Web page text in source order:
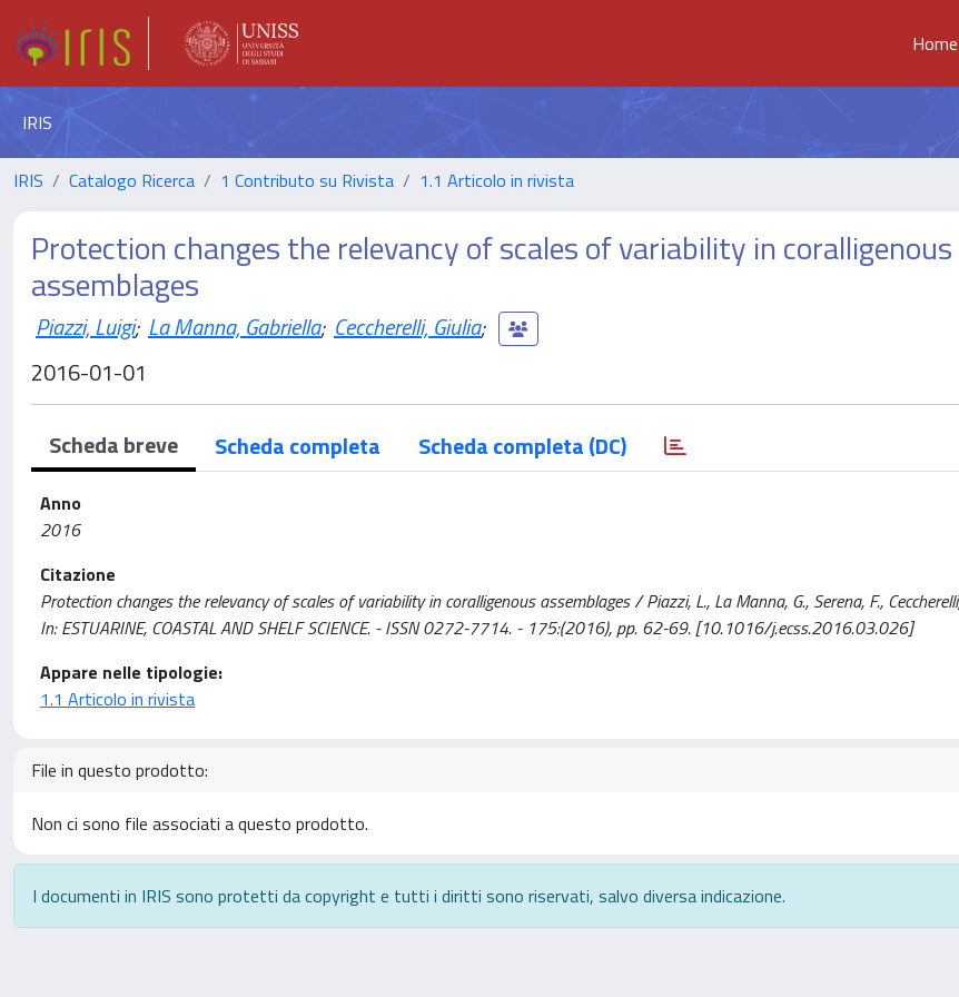
Home
IRIS
IRIS Catalogo Ricerca 1 Contributo su Rivista 1.1 Articolo in rivista
Protection changes the relevancy of scales of variability in coralligenous
assemblages
Piazzi, Luigi; La Manna, Gabriella; Ceccherelli, Giulia;
2016-01-01
Scheda breve Scheda completa Scheda completa (DC)
Anno
2016
Citazione
Protection changes the relevancy of scales of variability in coralligenous assemblages / Piazzi, L., La Manna, G., Serena, F., Ceccherelli,
In: ESTUARINE, COASTAL AND SHELF SCIENCE. - ISSN 0272-7714. - 175:(2016), pp. 62-69. [10.1016/j.ecss.2016.03.026]
Appare nelle tipologie:
1.1 Articolo in rivista
File in questo prodotto:
Non ci sono file associati a questo prodotto.
I documenti in IRIS sono protetti da copyright e tutti i diritti sono riservati, salvo diversa indicazione.